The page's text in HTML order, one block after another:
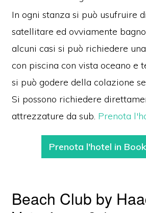
In ogni stanza si può usufruire
satellitare ed ovviamente
alcuni casi si può richiedere
con piscina con vista oceano e
si può godere della colazione
Si possono richiedere
attrezzature da sub. Prenota
Prenota l'hotel in
Beach Club by